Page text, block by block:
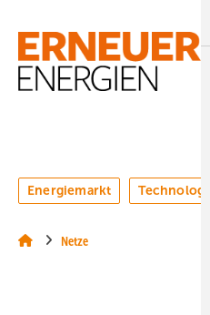
Hauptinhalt
Hauptmenü
SiteSearch
Energiemarkt Technologie
Netze